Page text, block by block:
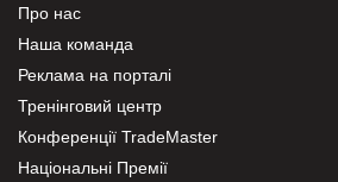
Про нас
Наша команда
Реклама на порталі
Тренінговий центр
Конференції TradeMaster
Національні Премії